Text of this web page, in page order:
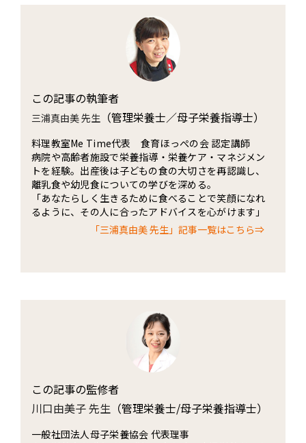
この記事の執筆者
三浦真由美 先生 （管理栄養士／母子栄養指導士）
料理教室Me Time代表 食育ほっぺの会 認定講師
病院や高齢者施設で栄養指導・栄養ケア・マネジメン
トを経験。出産後は子どもの食の大切さを再認識し、
離乳食や幼児食についての学びを深める。
「あなたらしく生きるために食べることで笑顔になれ
るように、その人に合ったアドバイスを心がけます」
「三浦真由美 先生」記事一覧はこちら⇒
この記事の監修者
川口由美子 先生 （管理栄養士/母子栄養指導士）
一般社団法人母子栄養協会 代表理事